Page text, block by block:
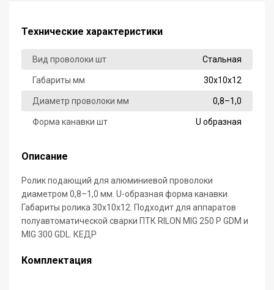
Технические характеристики
Вид проволоки шт Стальная
Габариты мм 30х10х12
Диаметр проволоки мм 0,8–1,0
Форма канавки шт U образная
Описание
Ролик подающий для алюминиевой проволоки
диаметром 0,8–1,0 мм. U-образная форма канавки.
Габариты ролика 30х10х12. Подходит для аппаратов
полуавтоматической сварки ПТК RILON MIG 250 P GDM и
MIG 300 GDL. КЕДР
Комплектация